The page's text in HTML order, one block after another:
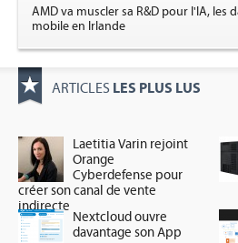
AMD va muscler sa R&D pour l'IA, les
mobile en Irlande
ARTICLES LES PLUS LUS
Laetitia Varin rejoint
Orange
Cyberdefense pour
créer son canal de vente
indirecte
Nextcloud ouvre
davantage son App